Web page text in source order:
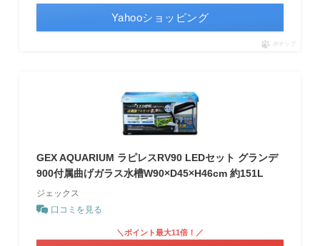
Yahooショッピング
ポチップ
GEX AQUARIUM ラピレスRV90 LEDセット グランデ
900付属曲げガラス水槽W90×D45×H46cm 約151L
ジェックス
口コミを見る
＼ポイント最大11倍！／